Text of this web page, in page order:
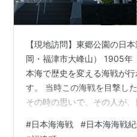
【現地訪問】東郷公園の日
岡・福津市大峰山） 1905
本海で歴史を変える海戦が
す。 当時この海戦を目撃し
その時の思いで、その人が
場所か福岡県福津市、津屋崎
#日本海海戦 #日本海海戦